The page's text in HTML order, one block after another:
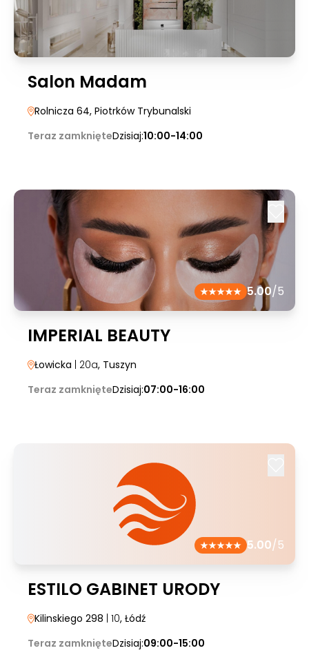
Salon Madam
Rolnicza 64, Piotrków Trybunalski
Teraz zamknięteDzisiaj:10:00-14:00
5.00/5
IMPERIAL BEAUTY
Łowicka | 20a, Tuszyn
Teraz zamknięteDzisiaj:07:00-16:00
5.00/5
ESTILO GABINET URODY
Kilinskiego 298 | 10, Łódź
Teraz zamknięteDzisiaj:09:00-15:00